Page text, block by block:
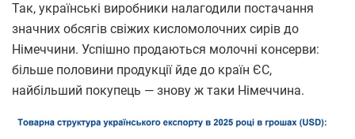
Так, українські виробники налагодили постачання
значних обсягів свіжих кисломолочних сирів до
Німеччини. Успішно продаються молочні консерви:
більше половини продукції йде до країн ЄС,
найбільший покупець — знову ж таки Німеччина.